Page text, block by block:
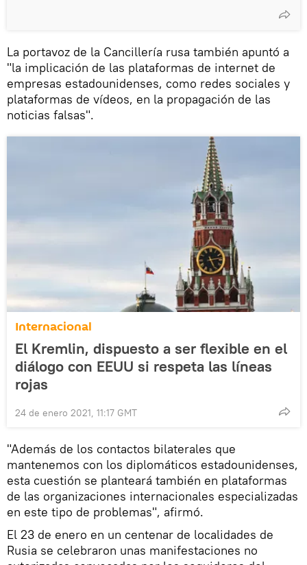
La portavoz de la Cancillería rusa también apuntó a
"la implicación de las plataformas de internet de
empresas estadounidenses, como redes sociales y
plataformas de vídeos, en la propagación de las
noticias falsas".
Internacional
El Kremlin, dispuesto a ser flexible en el
diálogo con EEUU si respeta las líneas
rojas
24 de enero 2021, 11:17 GMT
"Además de los contactos bilaterales que
mantenemos con los diplomáticos estadounidenses,
esta cuestión se planteará también en plataformas
de las organizaciones internacionales especializadas
en este tipo de problemas", afirmó.
El 23 de enero en un centenar de localidades de
Rusia se celebraron unas manifestaciones no